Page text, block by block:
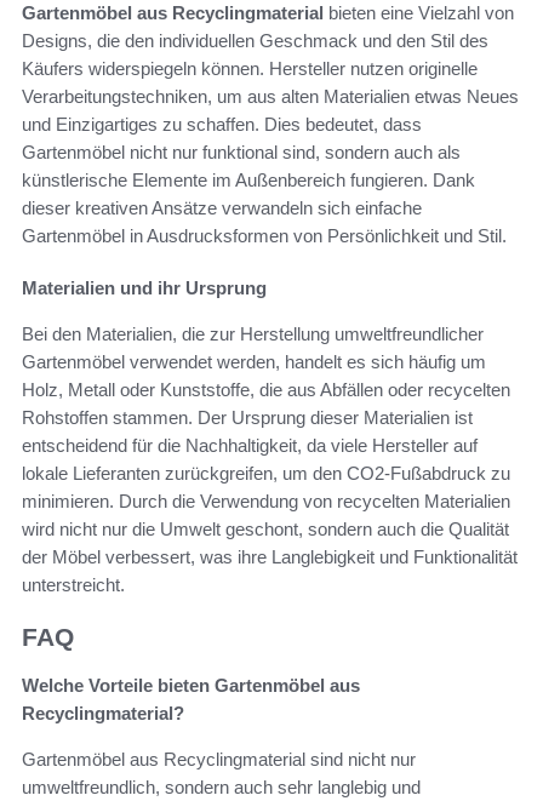
Gartenmöbel aus Recyclingmaterial bieten eine Vielzahl von
Designs, die den individuellen Geschmack und den Stil des
Käufers widerspiegeln können. Hersteller nutzen originelle
Verarbeitungstechniken, um aus alten Materialien etwas Neues
und Einzigartiges zu schaffen. Dies bedeutet, dass
Gartenmöbel nicht nur funktional sind, sondern auch als
künstlerische Elemente im Außenbereich fungieren. Dank
dieser kreativen Ansätze verwandeln sich einfache
Gartenmöbel in Ausdrucksformen von Persönlichkeit und Stil.
Materialien und ihr Ursprung
Bei den Materialien, die zur Herstellung umweltfreundlicher
Gartenmöbel verwendet werden, handelt es sich häufig um
Holz, Metall oder Kunststoffe, die aus Abfällen oder recycelten
Rohstoffen stammen. Der Ursprung dieser Materialien ist
entscheidend für die Nachhaltigkeit, da viele Hersteller auf
lokale Lieferanten zurückgreifen, um den CO2-Fußabdruck zu
minimieren. Durch die Verwendung von recycelten Materialien
wird nicht nur die Umwelt geschont, sondern auch die Qualität
der Möbel verbessert, was ihre Langlebigkeit und Funktionalität
unterstreicht.
FAQ
Welche Vorteile bieten Gartenmöbel aus
Recyclingmaterial?
Gartenmöbel aus Recyclingmaterial sind nicht nur
umweltfreundlich, sondern auch sehr langlebig und